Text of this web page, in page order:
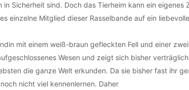
Sicherheit sind. Doch das Tierheim kann ein eigenes
einzelne Mitglied dieser Rasselbande auf ein
mit einem weiß-braun gefleckten Fell und einer
Wesen und zeigt sich bisher
die ganze Welt erkunden. Da sie bisher fast ihr
nicht viel kennenlernen. Daher